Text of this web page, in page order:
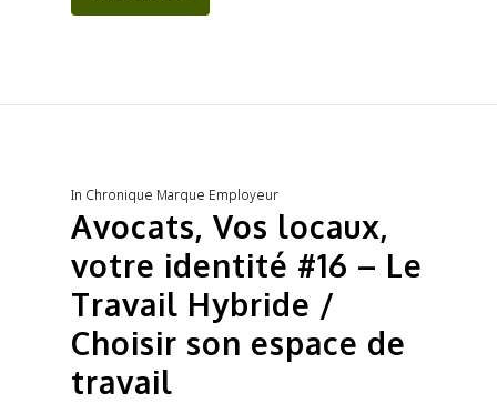
In Chronique Marque Employeur
Avocats, Vos locaux,
votre identité #16 – Le
Travail Hybride /
Choisir son espace de
travail